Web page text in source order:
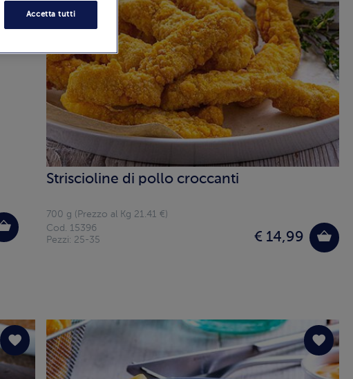
Striscioline di pollo croccanti
700 g (Prezzo al Kg 21.41 €)
€ 14,99
Cod. 15396
Pezzi: 25-35
Accetta tutti